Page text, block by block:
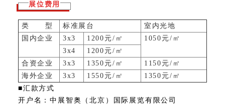
展位费用
类 型 标准展台
室内光地
国内企业
3x3 1200元/㎡
1050元/㎡
3x4
1200元/㎡
合资企业
3x3 1350元/㎡
1150元/㎡
海外企业
3x3 1550元/㎡
1350元/㎡
■汇款方式
开户名：中展智奥（北京）国际展览有限公司